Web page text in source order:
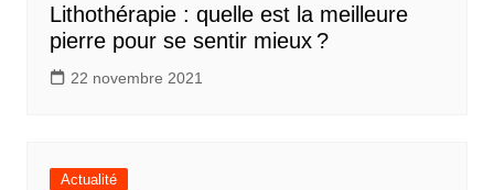
Lithothérapie : quelle est la meilleure
pierre pour se sentir mieux ?
22 novembre 2021
Actualité